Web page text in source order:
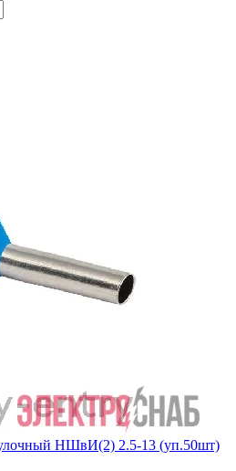
НШвИ(2) 2.5-13 (уп.50шт)